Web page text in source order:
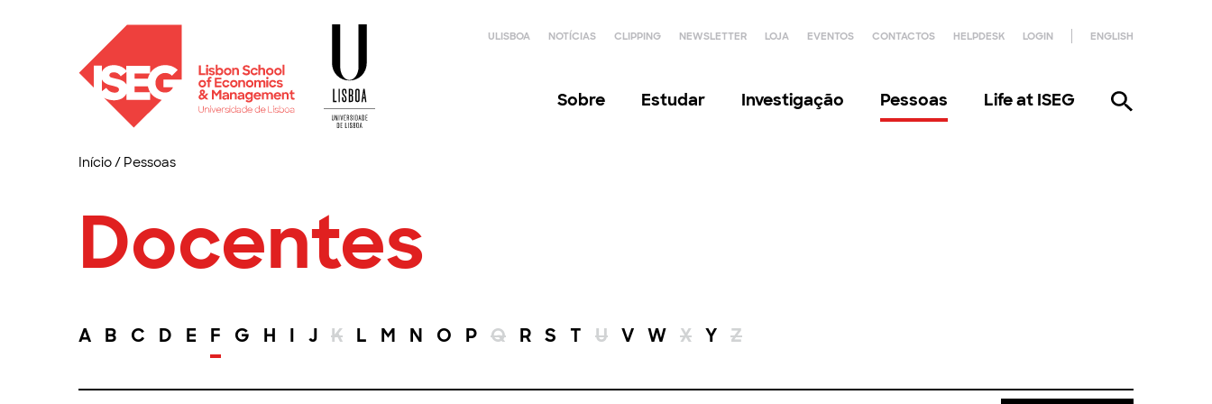
ULISBOA NOTÍCIAS CLIPPING NEWSLETTER LOJA EVENTOS CONTACTOS HELPDESK LOGIN ENGLISH
Sobre Estudar Investigação Pessoas Life at ISEG
Início/ Pessoas
Docentes
A B C D E F G H I J K L M N O P Q R S T U V W X Y Z